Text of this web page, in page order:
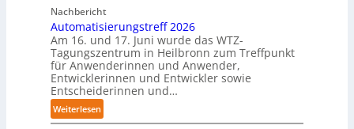
o
b
o
t
e
r
o
b
o
t
A
A
Z
ü
r
i
c
h
Nachbericht
Automatisierungstreff 2026
Am 16. und 17. Juni wurde das WTZ-
Tagungszentrum in Heilbronn zum Treffpunkt
für Anwenderinnen und Anwender,
Entwicklerinnen und Entwickler sowie
Entscheiderinnen und…
Weiterlesen:
A